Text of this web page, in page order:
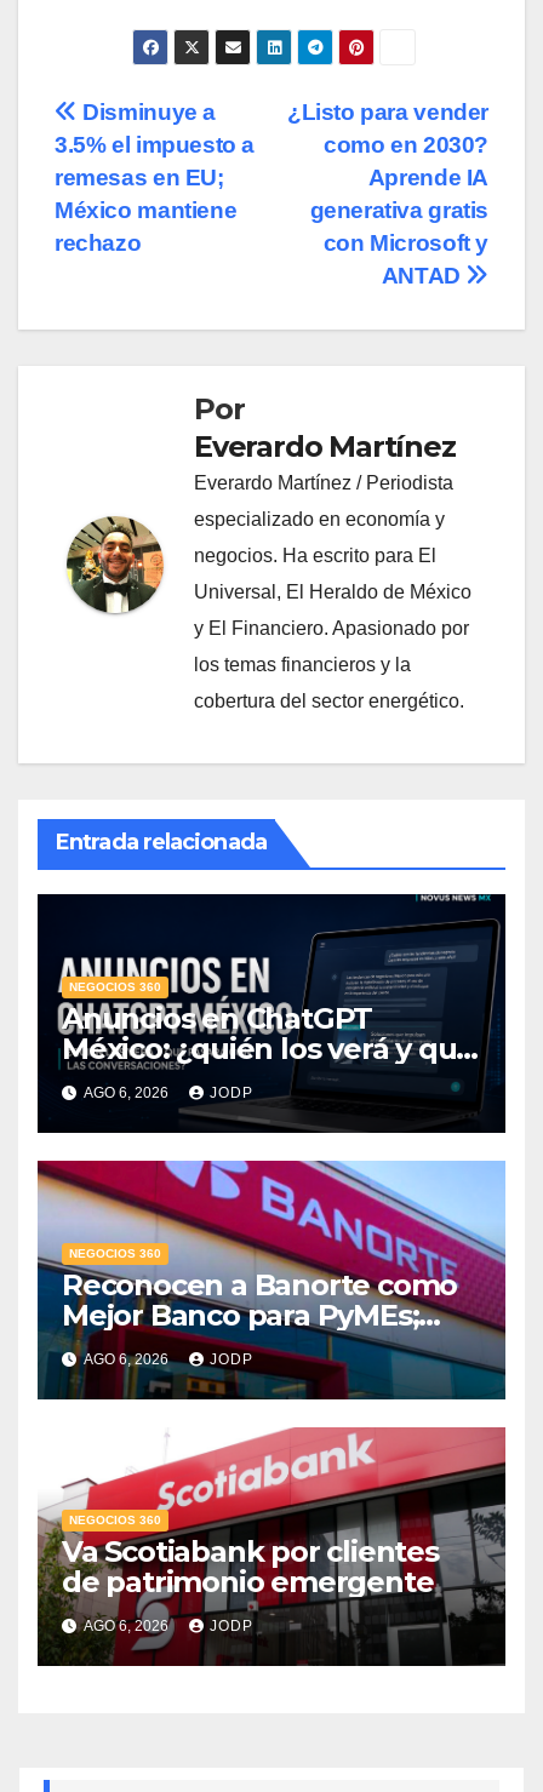
Navegación
de
entradas
¿Listo para vender
como en 2030?
Aprende IA
generativa gratis
con Microsoft y
ANTAD
Disminuye a
3.5% el impuesto a
remesas en EU;
México mantiene
rechazo
Por
Everardo Martínez
Everardo Martínez / Periodista
especializado en economía y
negocios. Ha escrito para El
Universal, El Heraldo de México
y El Financiero. Apasionado por
los temas financieros y la
cobertura del sector energético.
Entrada relacionada
NEGOCIOS 360
Anuncios en ChatGPT
México: ¿quién los verá y qué
pasará con las
conversaciones?
AGO 6, 2026 JODP
NEGOCIOS 360
Reconocen a Banorte como
Mejor Banco para PyMEs;
supera 14% del mercado
crediticio
AGO 6, 2026 JODP
NEGOCIOS 360
Va Scotiabank por clientes
de patrimonio emergente
AGO 6, 2026 JODP